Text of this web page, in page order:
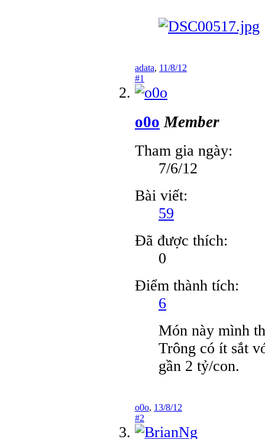
adata, 11/8/12
#1
o0o Member
Tham gia ngày:
7/6/12
Bài viết:
59
Đã được thích:
0
Điểm thành tích:
6
Món này mình
Trông có ít sắt
gần 2 tỷ/con.
o0o, 13/8/12
#2